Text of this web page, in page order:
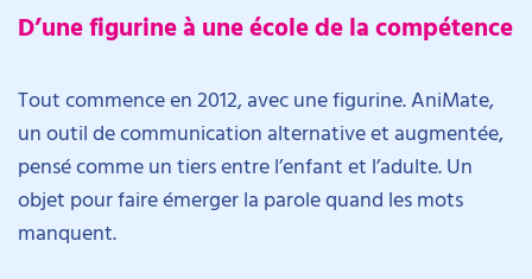
D’une figurine à une école de la compétence
Tout commence en 2012, avec une figurine. AniMate,
un outil de communication alternative et augmentée,
pensé comme un tiers entre l’enfant et l’adulte. Un
objet pour faire émerger la parole quand les mots
manquent.